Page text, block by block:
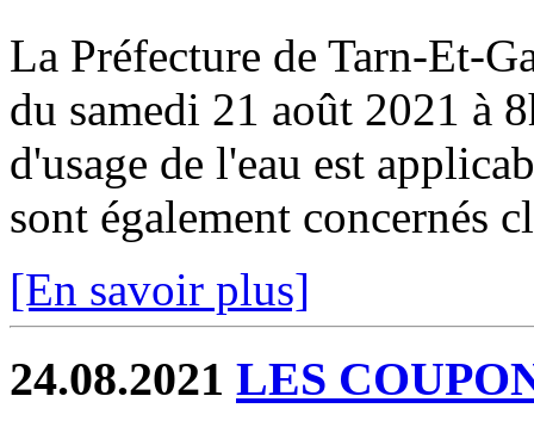
La Préfecture de Tarn-Et-
du samedi 21 août 2021 à
d'usage de l'eau est
sont également concernés
[En savoir plus]
24.08.2021 LES